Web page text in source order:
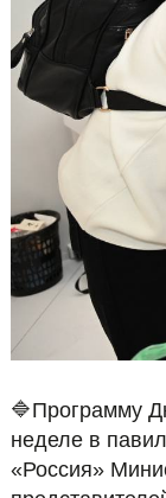
🔷Программу
неделе в
«Россия»